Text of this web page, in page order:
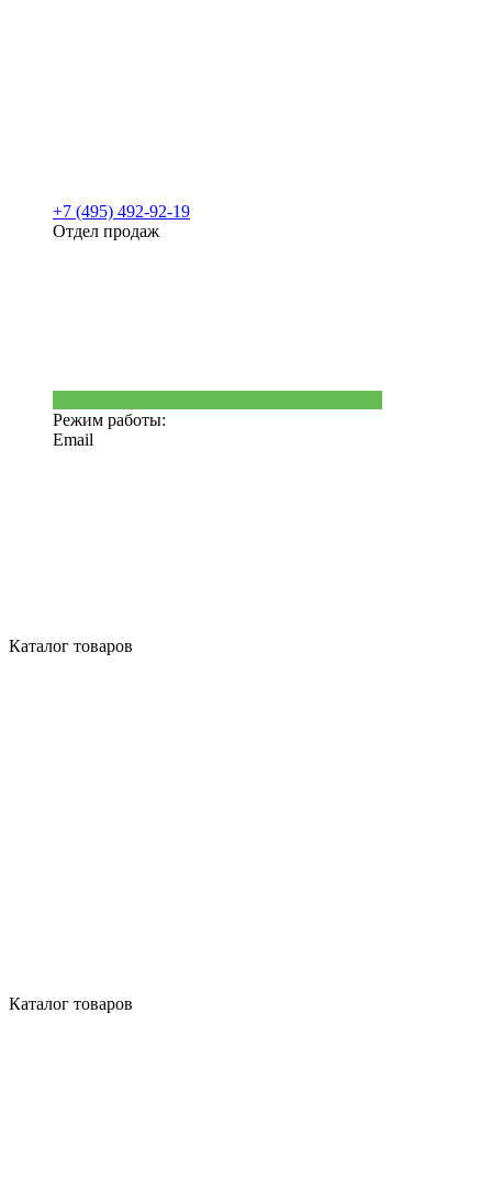
+7 (495) 492-92-19
Отдел продаж
Режим работы:
Email
Каталог товаров
Каталог товаров